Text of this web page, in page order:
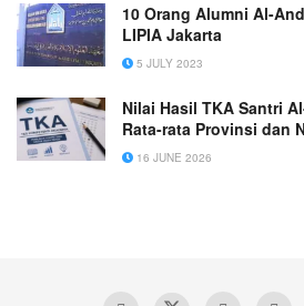
10 Orang Alumni Al-
LIPIA Jakarta
5 JULY 2023
Nilai Hasil TKA Santri
Rata-rata Provinsi dan
16 JUNE 2026